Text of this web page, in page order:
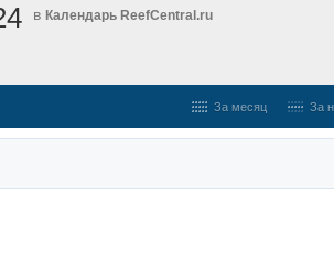
в Календарь ReefCentral.ru
За месяц За